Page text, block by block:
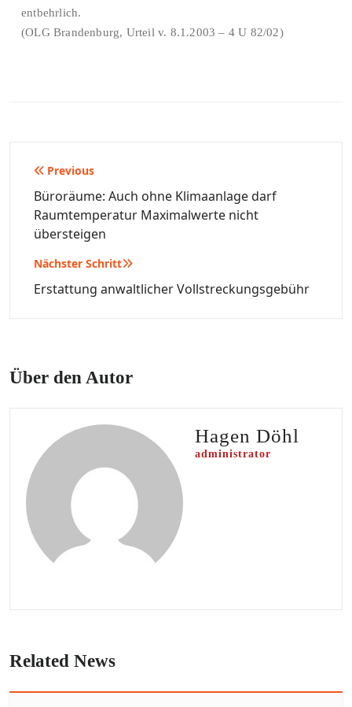
entbehrlich.
(OLG Brandenburg, Urteil v. 8.1.2003 – 4 U 82/02)
Beitragsnavigation
Previous
Büroräume: Auch ohne Klimaanlage darf
Raumtemperatur Maximalwerte nicht
übersteigen
Nächster Schritt
Erstattung anwaltlicher Vollstreckungsgebühr
Über den Autor
Hagen Döhl
administrator
Related News